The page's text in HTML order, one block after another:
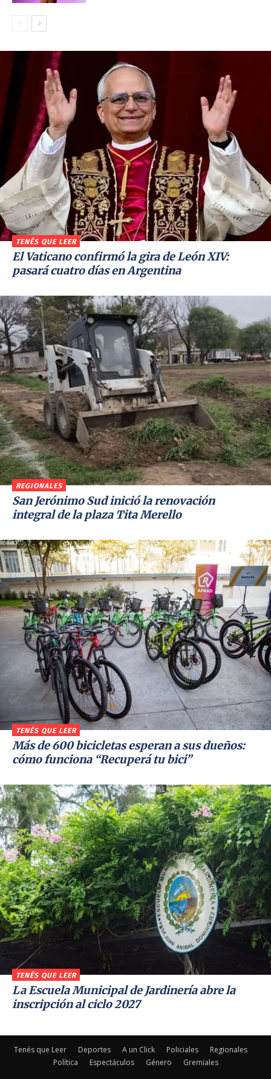
TENÉS QUE LEER
El Vaticano confirmó la gira de León XIV:
pasará cuatro días en Argentina
REGIONALES
San Jerónimo Sud inició la renovación
integral de la plaza Tita Merello
TENÉS QUE LEER
Más de 600 bicicletas esperan a sus dueños:
cómo funciona “Recuperá tu bici”
TENÉS QUE LEER
La Escuela Municipal de Jardinería abre la
inscripción al ciclo 2027
Tenés que Leer Deportes A un Click Policiales
Regionales
Política
Espectáculos Género Gremiales